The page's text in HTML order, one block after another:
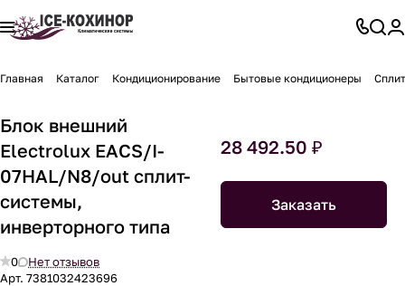
Главная Каталог Кондиционирование Бытовые кондиционеры
Блок внешний
Electrolux EACS/I-
07HAL/N8/out сплит-
системы,
инверторного типа
0
Нет отзывов
Арт. 7381032423696
28 492.50 ₽
Заказать